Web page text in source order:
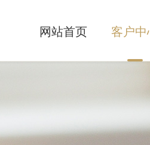
网站首页 客户